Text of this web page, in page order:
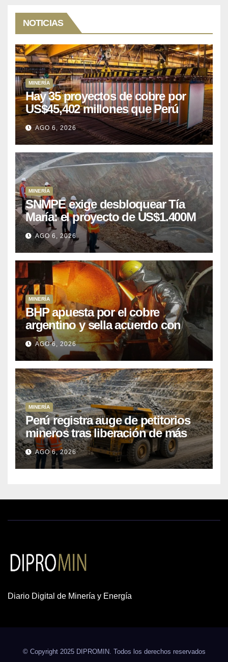
NOTICIAS
MINERÍA
Hay 35 proyectos de cobre por
US$45,402 millones que Perú
puede aprovechar
AGO 6, 2026
MINERÍA
SNMPE exige desbloquear Tía
María: el proyecto de US$1.400M
que Perú lleva 15 años
posponiendo
AGO 6, 2026
MINERÍA
BHP apuesta por el cobre
argentino y sella acuerdo con
Kobrea para siete proyecto
AGO 6, 2026
MINERÍA
Perú registra auge de petitorios
mineros tras liberación de más
de mil concesiones para explorar
cobre y oro
AGO 6, 2026
Diario Digital de Minería y Energía
© Copyright 2025 DIPROMIN. Todos los derechos reservados